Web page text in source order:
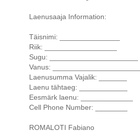
Laenusaaja Information:
Täisnimi: _______________
Riik: __________________
Sugu: ______________________
Vanus: ______________________
Laenusumma Vajalik: _______
Laenu tähtaeg: ____________
Eesmärk laenu: _____________
Cell Phone Number: ________
ROMALOTI Fabiano